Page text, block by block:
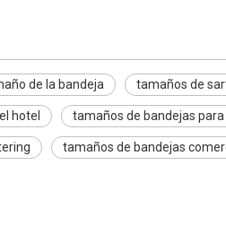
de la bandeja tamaños de
hotel tamaños de bandejas
tamaños de bandejas